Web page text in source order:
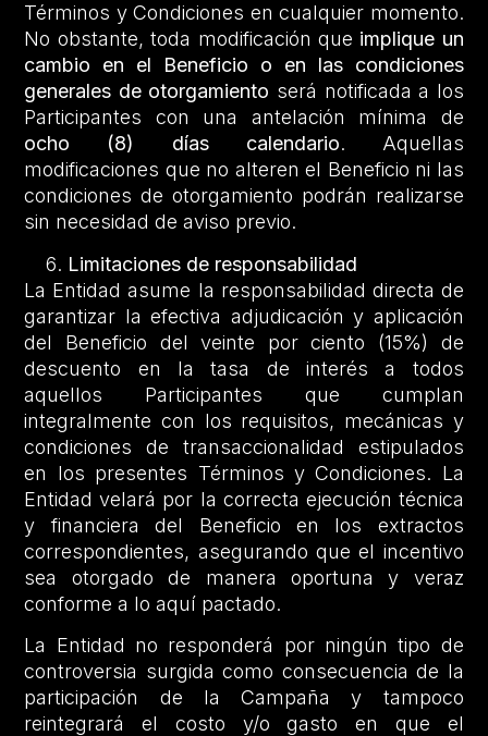
Términos y Condiciones en cualquier momento.
No obstante, toda modificación que implique un
cambio en el Beneficio o en las condiciones
generales de otorgamiento será notificada a los
Participantes con una antelación mínima de
ocho (8) días calendario. Aquellas
modificaciones que no alteren el Beneficio ni las
condiciones de otorgamiento podrán realizarse
sin necesidad de aviso previo.
Limitaciones de responsabilidad
La Entidad asume la responsabilidad directa de
garantizar la efectiva adjudicación y aplicación
del Beneficio del veinte por ciento (15%) de
descuento en la tasa de interés a todos
aquellos Participantes que cumplan
integralmente con los requisitos, mecánicas y
condiciones de transaccionalidad estipulados
en los presentes Términos y Condiciones. La
Entidad velará por la correcta ejecución técnica
y financiera del Beneficio en los extractos
correspondientes, asegurando que el incentivo
sea otorgado de manera oportuna y veraz
conforme a lo aquí pactado.
La Entidad no responderá por ningún tipo de
controversia surgida como consecuencia de la
participación de la Campaña y tampoco
reintegrará el costo y/o gasto en que el